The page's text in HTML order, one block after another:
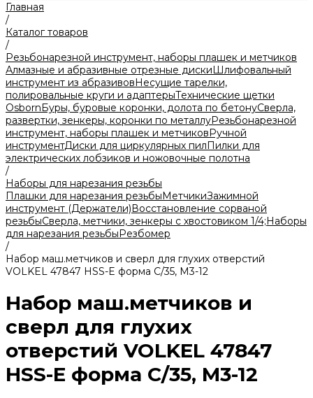
Главная
/
Каталог товаров
/
Резьбонарезной инструмент, наборы плашек и метчиков
Алмазные и абразивные отрезные дискиШлифовальный
инструмент из абразивовНесущие тарелки,
полировальные круги и адаптерыТехнические щетки
OsbornБуры, буровые коронки, долота по бетонуСверла,
развертки, зенкеры, коронки по металлуРезьбонарезной
инструмент, наборы плашек и метчиковРучной
инструментДиски для циркулярных пилПилки для
электрических лобзиков и ножовочные полотна
/
Наборы для нарезания резьбы
Плашки для нарезания резьбыМетчикиЗажимной
инструмент (Держатели)Восстановление сорваной
резьбыСверла, метчики, зенкеры с хвостовиком 1/4;Наборы
для нарезания резьбыРезбомер
/
Набор маш.метчиков и сверл для глухих отверстий
VOLKEL 47847 HSS-E форма С/35, М3-12
Набор маш.метчиков и
сверл для глухих
отверстий VOLKEL 47847
HSS-E форма С/35, М3-12